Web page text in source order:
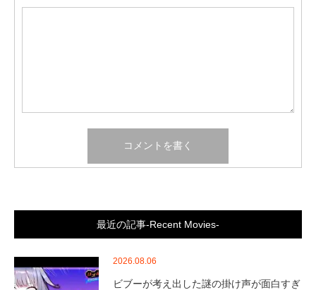
最近の記事-Recent Movies-
2026.08.06
ビブーが考え出した謎の掛け声が面白すぎ